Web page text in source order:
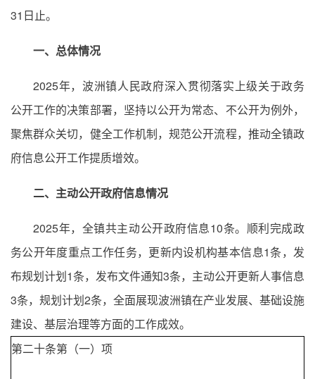
31日止。
一、总体情况
2025年，波洲镇人民政府深入贯彻落实上级关于政务
公开工作的决策部署，坚持以公开为常态、不公开为例外，
聚焦群众关切，健全工作机制，规范公开流程，推动全镇政
府信息公开工作提质增效。
二、主动公开政府信息情况
2025年，全镇共主动公开政府信息10条。顺利完成政
务公开年度重点工作任务，更新内设机构基本信息1条，发
布规划计划1条，发布文件通知3条，主动公开更新人事信息
3条，规划计划2条，全面展现波洲镇在产业发展、基础设施
建设、基层治理等方面的工作成效。
第二十条第（一）项